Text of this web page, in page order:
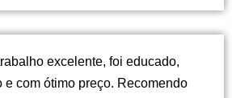
s
i
excelente, foi educado,
e com ótimo preço. Recomendo